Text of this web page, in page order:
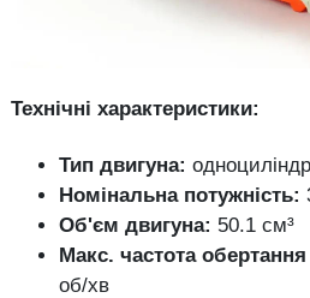
Технічні характеристики:
Тип двигуна:
Номінальна потужність:
Об'єм двигуна: 50.1 см³
Макс. частота
об/хв